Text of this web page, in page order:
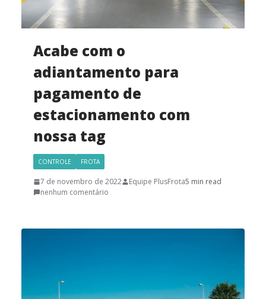
Acabe com o
adiantamento para
pagamento de
estacionamento com
nossa tag
CONTROLE FROTA
7 de novembro de 2022 Equipe PlusFrota5 min read
nenhum comentário